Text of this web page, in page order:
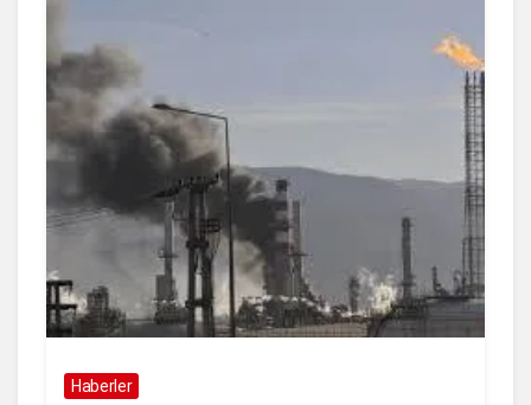
Haberler